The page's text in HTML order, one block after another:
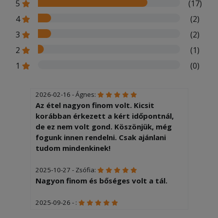
5
(17)
4
(2)
3
(2)
2
(1)
1
(0)
2026-02-16 - Ágnes:
Az étel nagyon finom volt. Kicsit
korábban érkezett a kért időpontnál,
de ez nem volt gond. Köszönjük, még
fogunk innen rendelni. Csak ajánlani
tudom mindenkinek!
2025-10-27 - Zsófia:
Nagyon finom és bőséges volt a tál.
2025-09-26 - :